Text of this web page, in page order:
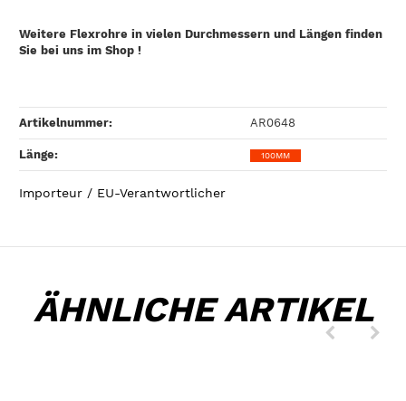
Weitere Flexrohre in vielen Durchmessern und Längen finden
Sie bei uns im Shop !
Artikelnummer: AR0648
Länge‍: 100MM
Importeur / EU-Verantwortlicher
ÄHNLICHE ARTIKEL